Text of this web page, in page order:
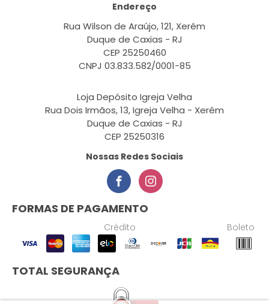
Endereço
Rua Wilson de Araújo, 121, Xerém
Duque de Caxias - RJ
CEP 25250460
CNPJ 03.833.582/0001-85
Loja Depósito Igreja Velha
Rua Dois Irmãos, 13, Igreja Velha - Xerém
Duque de Caxias - RJ
CEP 25250316
Nossas Redes Sociais
FORMAS DE PAGAMENTO
Crédito Boleto
TOTAL SEGURANÇA